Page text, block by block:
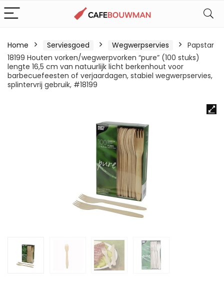
Home Serviesgoed Wegwerpservies
Papstar
18199 Houten vorken/wegwerpvorken “pure” (100 stuks)
lengte 16,5 cm van natuurlijk licht berkenhout voor
barbecuefeesten of verjaardagen, stabiel wegwerpservies,
splintervrij gebruik, #18199